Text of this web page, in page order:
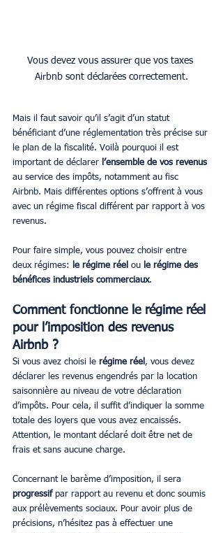
Vous devez vous assurer que vos taxes
Airbnb sont déclarées correctement.
Mais il faut savoir qu’il s’agit d’un statut
bénéficiant d’une réglementation très précise sur
le plan de la fiscalité. Voilà pourquoi il est
important de déclarer l’ensemble de vos revenus
au service des impôts, notamment au fisc
Airbnb. Mais différentes options s’offrent à vous
avec un régime fiscal différent par rapport à vos
revenus.
Pour faire simple, vous pouvez choisir entre
deux régimes:
le régime réel ou le régime des
bénéfices industriels commerciaux.
Comment fonctionne le régime réel
pour l’imposition des revenus
Airbnb ?
Si vous avez choisi le régime réel , vous devez
déclarer les revenus engendrés par la location
saisonnière au niveau de votre déclaration
d’impôts. Pour cela, il suffit d’indiquer la somme
totale des loyers que vous avez encaissés.
Attention, le montant déclaré doit être net de
frais et sans aucune charge.
Concernant le barème d’imposition, il sera
progressif par rapport au revenu et donc soumis
aux prélèvements sociaux. Pour avoir plus de
précisions, n’hésitez pas à effectuer une